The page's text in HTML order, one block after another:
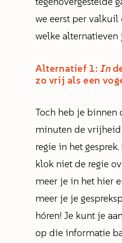
we eerst per valkuil
welke alternatieven
Alternatief 1: In
zo vrij als een
Toch heb je binnen
minuten de
regie in het
klok niet de regie
meer je in het hier
meer je je
hóren! Je kunt je
op die informatie